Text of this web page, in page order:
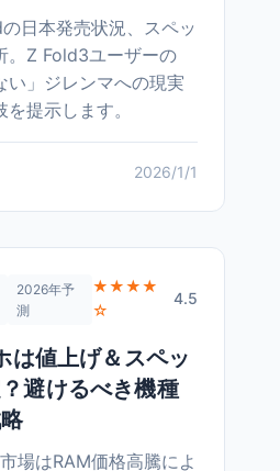
日本発売状況、スペッ
。Z Fold3ユーザーの
い」ジレンマへの現実
提示します。
2026/1/1
2026年予
測
★★★★
☆
4.5
は値上げ＆スペッ
避けるべき機種
場はRAM価格高騰によ